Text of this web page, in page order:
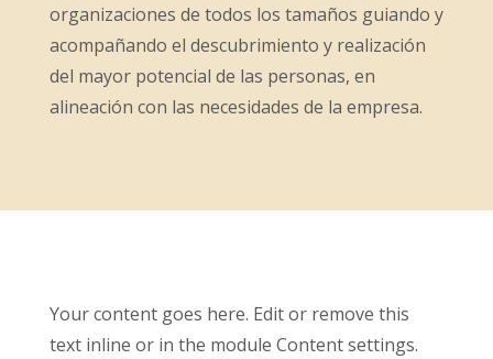
organizaciones de todos los tamaños guiando y
acompañando el descubrimiento y realización
del mayor potencial de las personas, en
alineación con las necesidades de la empresa.
Your content goes here. Edit or remove this
text inline or in the module Content settings.